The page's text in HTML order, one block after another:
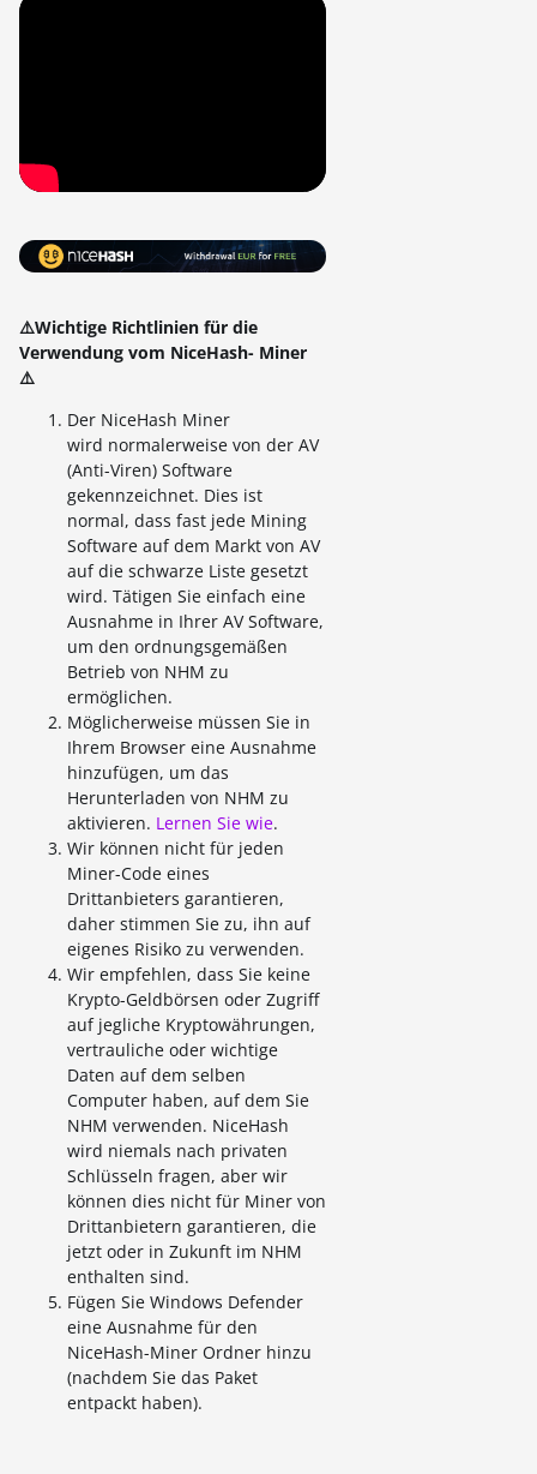
⚠️Wichtige Richtlinien für die
Verwendung vom NiceHash- Miner
⚠️
Der NiceHash Miner
wird normalerweise von der AV
(Anti-Viren) Software
gekennzeichnet. Dies ist
normal, dass fast jede Mining
Software auf dem Markt von AV
auf die schwarze Liste gesetzt
wird. Tätigen Sie einfach eine
Ausnahme in Ihrer AV Software,
um den ordnungsgemäßen
Betrieb von NHM zu
ermöglichen.
Möglicherweise müssen Sie in
Ihrem Browser eine Ausnahme
hinzufügen, um das
Herunterladen von NHM zu
aktivieren. Lernen Sie wie.
Wir können nicht für jeden
Miner-Code eines
Drittanbieters garantieren,
daher stimmen Sie zu, ihn auf
eigenes Risiko zu verwenden.
Wir empfehlen, dass Sie keine
Krypto-Geldbörsen oder Zugriff
auf jegliche Kryptowährungen,
vertrauliche oder wichtige
Daten auf dem selben
Computer haben, auf dem Sie
NHM verwenden. NiceHash
wird niemals nach privaten
Schlüsseln fragen, aber wir
können dies nicht für Miner von
Drittanbietern garantieren, die
jetzt oder in Zukunft im NHM
enthalten sind.
Fügen Sie Windows Defender
eine Ausnahme für den
NiceHash-Miner Ordner hinzu
(nachdem Sie das Paket
entpackt haben).